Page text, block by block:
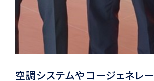
空調システムやコージェネレ